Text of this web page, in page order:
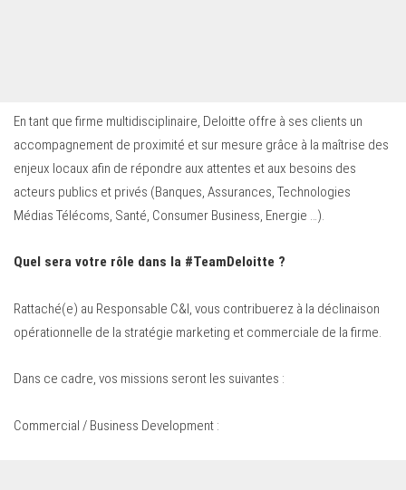
En tant que firme multidisciplinaire, Deloitte offre à ses clients un
accompagnement de proximité et sur mesure grâce à la maîtrise des
enjeux locaux afin de répondre aux attentes et aux besoins des
acteurs publics et privés (Banques, Assurances, Technologies
Médias Télécoms, Santé, Consumer Business, Energie …).
Quel sera votre rôle dans la #TeamDeloitte ?
Rattaché(e) au Responsable C&I, vous contribuerez à la déclinaison
opérationnelle de la stratégie marketing et commerciale de la firme.
Dans ce cadre, vos missions seront les suivantes :
Commercial / Business Development :